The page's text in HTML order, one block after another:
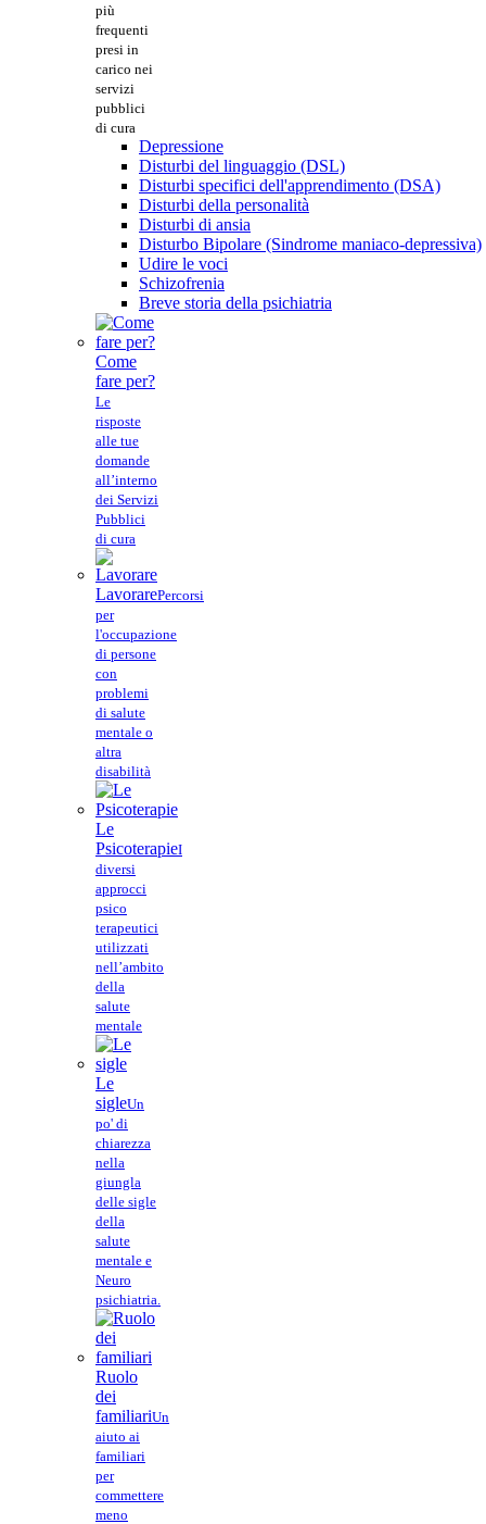
più
frequenti
presi in
carico nei
servizi
pubblici
di cura
Depressione
Disturbi del linguaggio (DSL)
Disturbi specifici dell'apprendimento (DSA)
Disturbi della personalità
Disturbi di ansia
Disturbo Bipolare (Sindrome maniaco-depressiva)
Udire le voci
Schizofrenia
Breve storia della psichiatria
Come
fare per?
Le
risposte
alle tue
domande
all’interno
dei Servizi
Pubblici
di cura
LavorarePercorsi
per
l'occupazione
di persone
con
problemi
di salute
mentale o
altra
disabilità
Le
PsicoterapieI
diversi
approcci
psico
terapeutici
utilizzati
nell’ambito
della
salute
mentale
Le
sigleUn
po' di
chiarezza
nella
giungla
delle sigle
della
salute
mentale e
Neuro
psichiatria.
Ruolo
dei
familiariUn
aiuto ai
familiari
per
commettere
meno